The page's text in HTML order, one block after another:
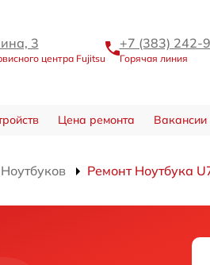
3
центра Fujitsu
+7 (383) 242-
Горячая линия
Цена ремонта Вакансии
Ремонт Ноутбука